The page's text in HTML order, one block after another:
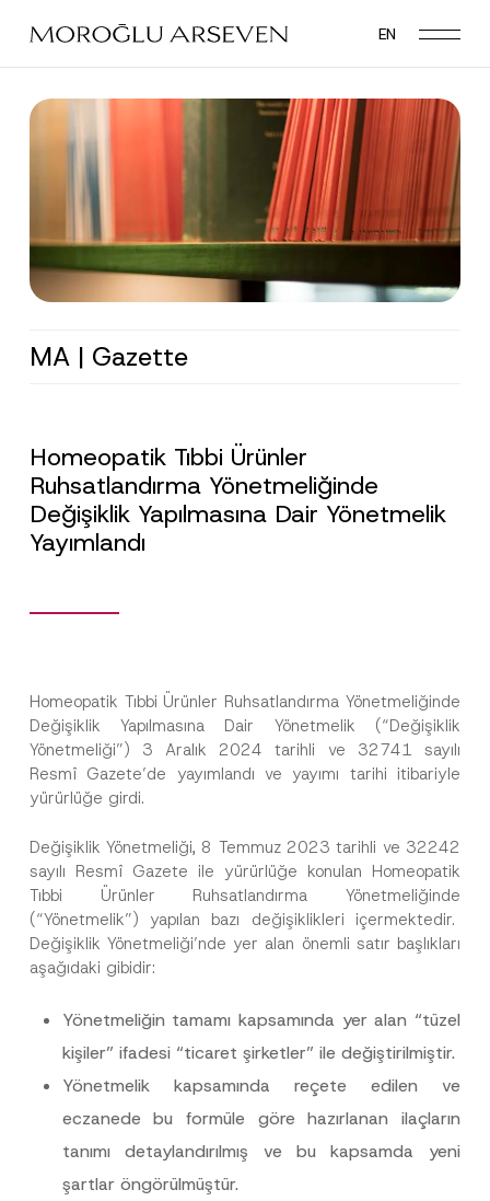
main
EN
MA | Gazette
Homeopatik Tıbbi Ürünler
Ruhsatlandırma Yönetmeliğinde
Değişiklik Yapılmasına Dair Yönetmelik
Yayımlandı
Homeopatik Tıbbi Ürünler Ruhsatlandırma Yönetmeliğinde
Değişiklik Yapılmasına Dair Yönetmelik (“Değişiklik
Yönetmeliği”) 3 Aralık 2024 tarihli ve 32741 sayılı
Resmî Gazete’de yayımlandı ve yayımı tarihi itibariyle
yürürlüğe girdi.
Değişiklik Yönetmeliği, 8 Temmuz 2023 tarihli ve 32242
sayılı Resmî Gazete ile yürürlüğe konulan Homeopatik
Tıbbi Ürünler Ruhsatlandırma Yönetmeliğinde
(“Yönetmelik”) yapılan bazı değişiklikleri içermektedir.
Değişiklik Yönetmeliği’nde yer alan önemli satır başlıkları
aşağıdaki gibidir:
Yönetmeliğin tamamı kapsamında yer alan “tüzel
kişiler” ifadesi “ticaret şirketler” ile değiştirilmiştir.
Yönetmelik kapsamında reçete edilen ve
eczanede bu formüle göre hazırlanan ilaçların
tanımı detaylandırılmış ve bu kapsamda yeni
şartlar öngörülmüştür.